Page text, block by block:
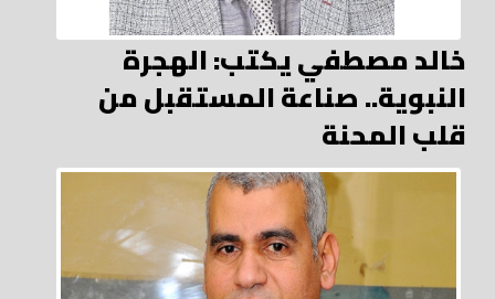
خالد مصطفي يكتب: الهجرة
النبوية.. صناعة المستقبل من
قلب المحنة